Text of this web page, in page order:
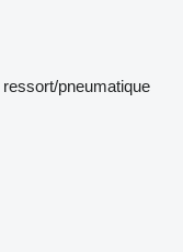
ressort/pneumatique